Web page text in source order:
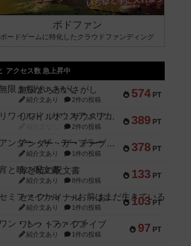
ボドファン
ボードゲームに特化したクラウドファンディング
アクセス数 急上昇中
574 PT
無限まちがいさがし
紹介文あり 2件の投稿
389 PT
リワイルド：サウスアメリカ
2件の投稿
378 PT
アンダー・ザ・テーブラー
紹介文あり 1件の投稿
133 PT
宵と暁の呪文書
紹介文あり 8件の投稿
103 PT
セミファイナル ～お前はまだ生きている～
紹介文あり 1件の投稿
97 PT
ワン・トゥ・ファイブ
紹介文あり 1件の投稿